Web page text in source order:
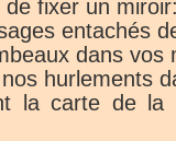
fixer un
entachés
dans vos
hurlements
la carte de la